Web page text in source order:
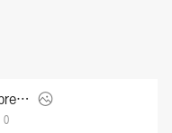
벤틀리 Continental GT Speed Ombre by Mulliner (2025)
0